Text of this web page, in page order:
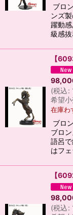
ブロ
ンズ
躍動
級感
【
(税込:
希望
在庫わ
ブロ
ブロ
語呂
はフ
【
(税込: